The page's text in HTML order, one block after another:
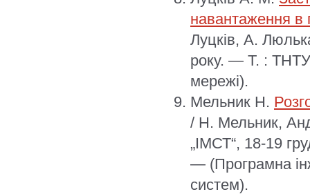
навантаження в
Луцків, А.
року. — Т. :
мережі).
Мельник Н.
/ Н. Мельник,
„ІМСТ“, 18-19
— (Програмна
систем).